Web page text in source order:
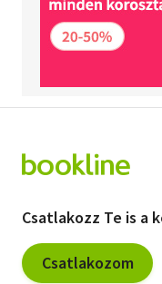
Csatlakozz Te is a
Csatlakozom